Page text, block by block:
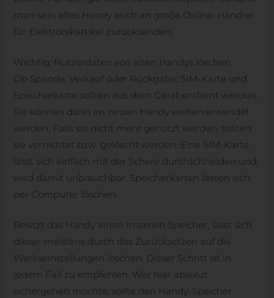
man sein altes Handy auch an große Online-Händler
für Elektronikartikel zurücksenden.
Wichtig: Nutzerdaten von alten Handys löschen
Ob Spende, Verkauf oder Rückgabe: SIM-Karte und
Speicherkarte sollten aus dem Gerät entfernt werden.
Sie können dann im neuen Handy weiterverwendet
werden. Falls sie nicht mehr genutzt werden, sollten
sie vernichtet bzw. gelöscht werden. Eine SIM-Karte
lässt sich einfach mit der Schere durchschneiden und
wird damit unbrauchbar. Speicherkarten lassen sich
per Computer löschen.
Besitzt das Handy einen internen Speicher, lässt sich
dieser meistens durch das Zurücksetzen auf die
Werkseinstellungen löschen. Dieser Schritt ist in
jedem Fall zu empfehlen. Wer hier absolut
sichergehen möchte, sollte den Handy-Speicher